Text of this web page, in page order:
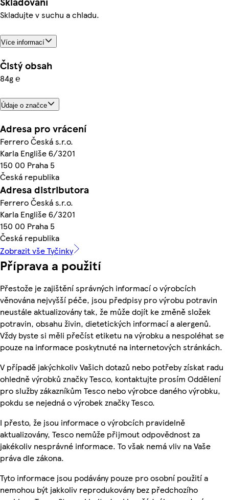
Skladujte v suchu a chladu.
Více informací
Čistý obsah
84g ℮
Údaje o značce
Adresa pro vrácení
Ferrero Česká s.r.o.
Karla Engliše 6/3201
150 00 Praha 5
Česká republika
Adresa distributora
Ferrero Česká s.r.o.
Karla Engliše 6/3201
150 00 Praha 5
Česká republika
Zobrazit vše Tyčinky
Příprava a použití
Přestože je zajištění správných informací o výrobcích
věnována nejvyšší péče, jsou předpisy pro výrobu potravin
neustále aktualizovány tak, že může dojít ke změně složek
potravin, obsahu živin, dietetických informací a alergenů.
Vždy byste si měli přečíst etiketu na výrobku a nespoléhat se
pouze na informace poskytnuté na internetových stránkách.
V případě jakýchkoliv Vašich dotazů nebo potřeby získat radu
ohledně výrobků značky Tesco, kontaktujte prosím Oddělení
pro služby zákazníkům Tesco nebo výrobce daného výrobku,
pokdu se nejedná o výrobek značky Tesco.
I přesto, že jsou informace o výrobcích pravidelně
aktualizovány, Tesco nemůže přijmout odpovědnost za
jakékoliv nesprávné informace. To však nemá vliv na Vaše
práva dle zákona.
Tyto informace jsou podávány pouze pro osobní použití a
nemohou být jakkoliv reprodukovány bez předchozího